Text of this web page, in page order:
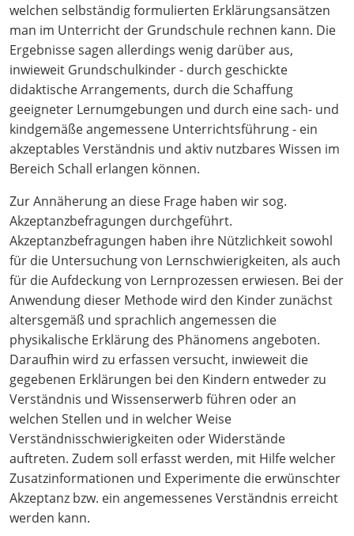
welchen selbständig formulierten Erklärungsansätzen
man im Unterricht der Grundschule rechnen kann. Die
Ergebnisse sagen allerdings wenig darüber aus,
inwieweit Grundschulkinder - durch geschickte
didaktische Arrangements, durch die Schaffung
geeigneter Lernumgebungen und durch eine sach- und
kindgemäße angemessene Unterrichtsführung - ein
akzeptables Verständnis und aktiv nutzbares Wissen im
Bereich Schall erlangen können.
Zur Annäherung an diese Frage haben wir sog.
Akzeptanzbefragungen durchgeführt.
Akzeptanzbefragungen haben ihre Nützlichkeit sowohl
für die Untersuchung von Lernschwierigkeiten, als auch
für die Aufdeckung von Lernprozessen erwiesen. Bei der
Anwendung dieser Methode wird den Kinder zunächst
altersgemäß und sprachlich angemessen die
physikalische Erklärung des Phänomens angeboten.
Daraufhin wird zu erfassen versucht, inwieweit die
gegebenen Erklärungen bei den Kindern entweder zu
Verständnis und Wissenserwerb führen oder an
welchen Stellen und in welcher Weise
Verständnisschwierigkeiten oder Widerstände
auftreten. Zudem soll erfasst werden, mit Hilfe welcher
Zusatzinformationen und Experimente die erwünschter
Akzeptanz bzw. ein angemessenes Verständnis erreicht
werden kann.